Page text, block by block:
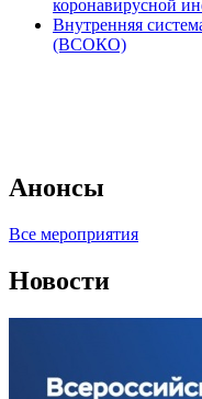
коронавирусной
Внутренняя
(ВСОКО)
Анонсы
Все мероприятия
Новости